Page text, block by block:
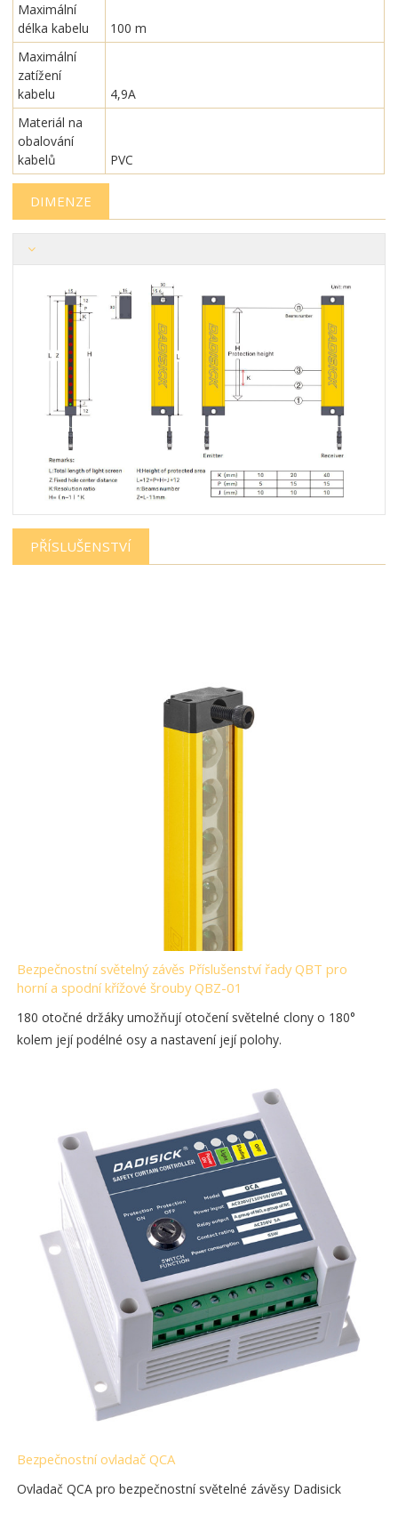
Maximální
délka kabelu
100 m
Maximální
zatížení
kabelu
4,9A
Materiál na
obalování
kabelů
PVC
DIMENZE
PŘÍSLUŠENSTVÍ
Bezpečnostní světelný závěs Příslušenství řady QBT pro
horní a spodní křížové šrouby QBZ-01
180 otočné držáky umožňují otočení světelné clony o 180°
kolem její podélné osy a nastavení její polohy.
Bezpečnostní ovladač QCA
Ovladač QCA pro bezpečnostní světelné závěsy Dadisick